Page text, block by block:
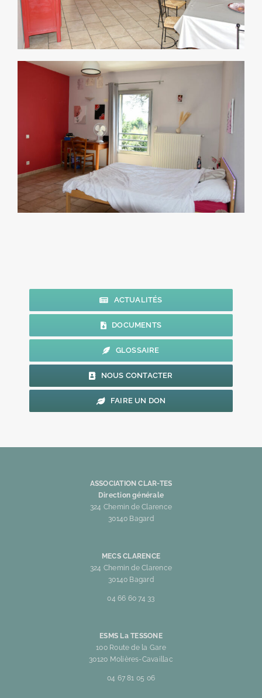
ACTUALITÉS
DOCUMENTS
GLOSSAIRE
NOUS CONTACTER
FAIRE UN DON
ASSOCIATION CLAR-TES
Direction générale
324 Chemin de Clarence
30140 Bagard
MECS CLARENCE
324 Chemin de Clarence
30140 Bagard
04 66 60 74 33
ESMS La TESSONE
100 Route de la Gare
30120 Molières-Cavaillac
04 67 81 05 06